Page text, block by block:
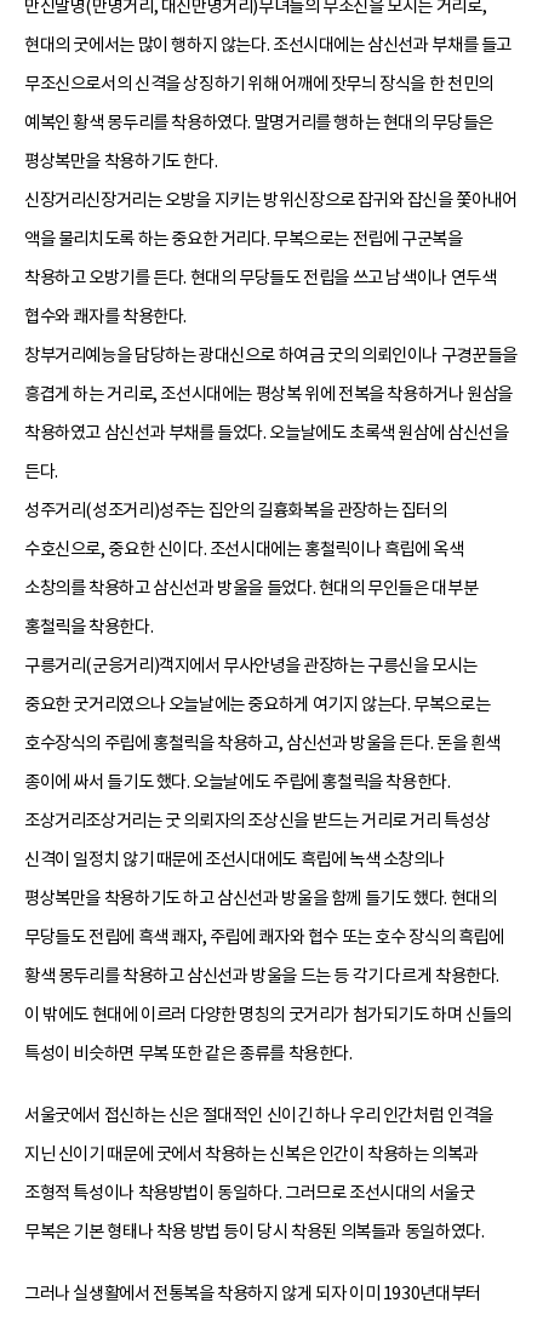
만신말명(만명거리, 대신만명거리)무녀들의 무조신을 모시는 거리로,
현대의 굿에서는 많이 행하지 않는다. 조선시대에는 삼신선과 부채를 들고
무조신으로서의 신격을 상징하기 위해 어깨에 잣무늬 장식을 한 천민의
예복인 황색 몽두리를 착용하였다. 말명거리를 행하는 현대의 무당들은
평상복만을 착용하기도 한다.
신장거리신장거리는 오방을 지키는 방위신장으로 잡귀와 잡신을 쫓아내어
액을 물리치도록 하는 중요한 거리다. 무복으로는 전립에 구군복을
착용하고 오방기를 든다. 현대의 무당들도 전립을 쓰고 남색이나 연두색
협수와 쾌자를 착용한다.
창부거리예능을 담당하는 광대신으로 하여금 굿의 의뢰인이나 구경꾼들을
흥겹게 하는 거리로, 조선시대에는 평상복 위에 전복을 착용하거나 원삼을
착용하였고 삼신선과 부채를 들었다. 오늘날에도 초록색 원삼에 삼신선을
든다.
성주거리(성조거리)성주는 집안의 길흉화복을 관장하는 집터의
수호신으로, 중요한 신이다. 조선시대에는 홍철릭이나 흑립에 옥색
소창의를 착용하고 삼신선과 방울을 들었다. 현대의 무인들은 대부분
홍철릭을 착용한다.
구릉거리(군응거리)객지에서 무사안녕을 관장하는 구릉신을 모시는
중요한 굿거리였으나 오늘날에는 중요하게 여기지 않는다. 무복으로는
호수장식의 주립에 홍철릭을 착용하고, 삼신선과 방울을 든다. 돈을 흰색
종이에 싸서 들기도 했다. 오늘날에도 주립에 홍철릭을 착용한다.
조상거리조상거리는 굿 의뢰자의 조상신을 받드는 거리로 거리 특성상
신격이 일정치 않기 때문에 조선시대에도 흑립에 녹색 소창의나
평상복만을 착용하기도 하고 삼신선과 방울을 함께 들기도 했다. 현대의
무당들도 전립에 흑색 쾌자, 주립에 쾌자와 협수 또는 호수 장식의 흑립에
황색 몽두리를 착용하고 삼신선과 방울을 드는 등 각기 다르게 착용한다.
이 밖에도 현대에 이르러 다양한 명칭의 굿거리가 첨가되기도 하며 신들의
특성이 비슷하면 무복 또한 같은 종류를 착용한다.
서울굿에서 접신하는 신은 절대적인 신이긴 하나 우리 인간처럼 인격을
지닌 신이기 때문에 굿에서 착용하는 신복은 인간이 착용하는 의복과
조형적 특성이나 착용방법이 동일하다. 그러므로 조선시대의 서울굿
무복은 기본 형태나 착용 방법 등이 당시 착용된 의복들과 동일하였다.
그러나 실생활에서 전통복을 착용하지 않게 되자 이미 1930년대부터